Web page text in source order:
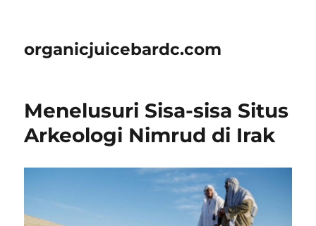
organicjuicebardc.com
Menelusuri Sisa-sisa Situs
Arkeologi Nimrud di Irak